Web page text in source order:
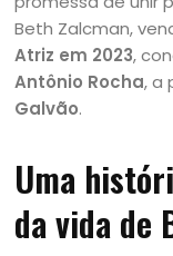
Beth Zalcman,
Atriz em 2023,
Antônio Rocha, a
Galvão.
Uma
da vida de